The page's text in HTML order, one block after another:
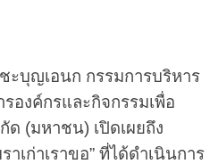
เอนก กรรมการบริหาร
องค์กรและกิจกรรมเพื่อ
ด (มหาชน) เปิดเผยถึง
าเก่าเราขอ” ที่ได้ดำเนินการ